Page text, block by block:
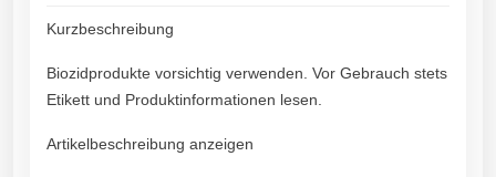
Kurzbeschreibung
Biozidprodukte vorsichtig verwenden. Vor Gebrauch stets
Etikett und Produktinformationen lesen.
Artikelbeschreibung anzeigen